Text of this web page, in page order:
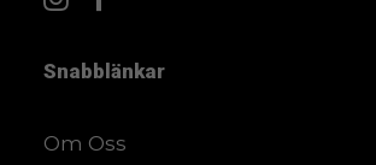
Snabblänkar
Om Oss